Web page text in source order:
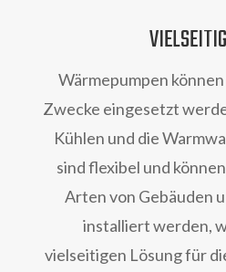
Wärmepumpen
Zwecke eingesetzt
Kühlen und die
sind flexibel und
Arten von Gebäuden
installiert werden,
vielseitigen Lösung für